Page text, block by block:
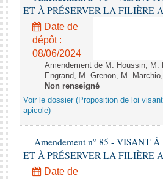
ET À PRÉSERVER LA FILIÈRE
Date de
dépôt :
08/06/2024
Amendement de M. Houssin,
Engrand, M. Grenon, M.
Non renseigné
Voir le dossier (Proposition de loi
apicole)
Amendement n° 85 - VISANT
ET À PRÉSERVER LA FILIÈRE
Date de